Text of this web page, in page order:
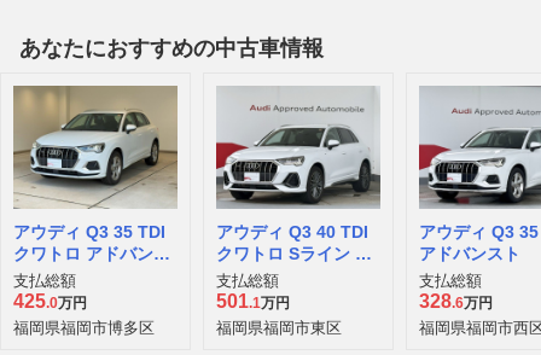
あなたにおすすめの中古車情報
アウディ Q3 35 TDI
クワトロ アドバンス
ト ディーゼルターボ
4WD
支払総額
425.0万円
福岡県福岡市博多区
アウディ Q3 40 TDI
クワトロ Sライン デ
ィーゼルターボ 4WD
支払総額
501.1万円
福岡県福岡市東区
アウディ Q3
アドバンスト
支払総額
328.6万円
福岡県福岡市西